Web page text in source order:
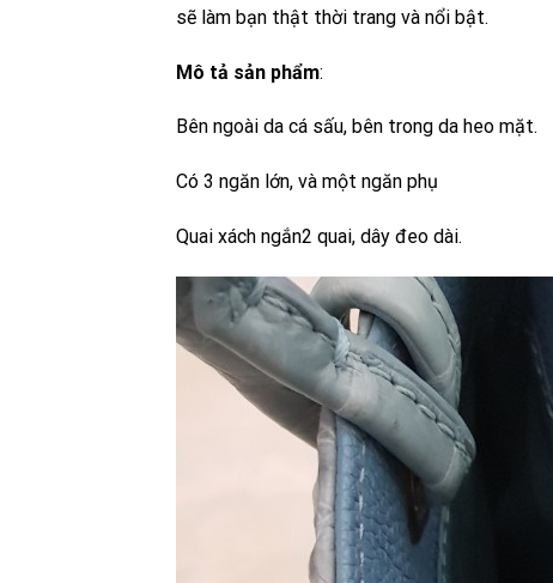
sẽ làm bạn thật thời trang và nổi bật.
Mô tả sản phẩm:
Bên ngoài da cá sấu, bên trong da heo mặt.
Có 3 ngăn lớn, và một ngăn phụ
Quai xách ngắn2 quai, dây đeo dài.